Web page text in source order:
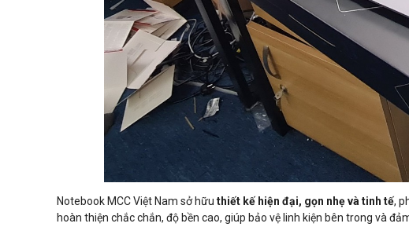
Notebook MCC Việt Nam sở hữu thiết kế hiện đại, gọn nhẹ và tinh tế,
hoàn thiện chắc chắn, độ bền cao, giúp bảo vệ linh kiện bên trong và